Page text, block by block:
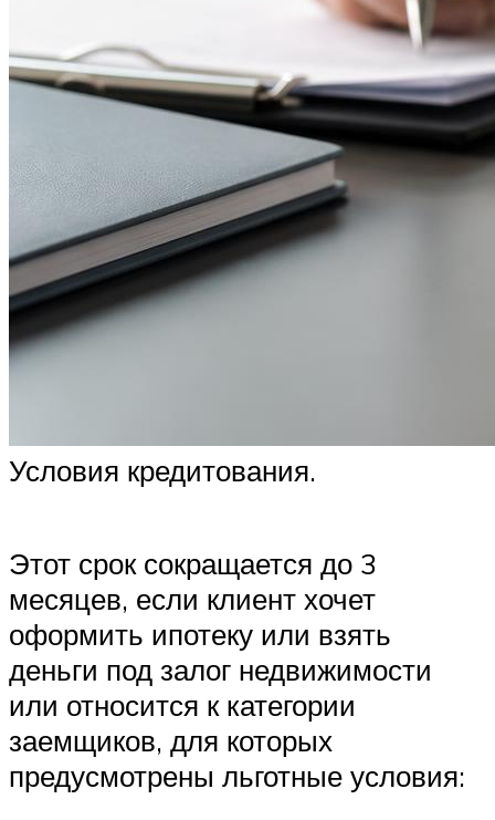
Условия кредитования.
Этот срок сокращается до 3
месяцев, если клиент хочет
оформить ипотеку или взять
деньги под залог недвижимости
или относится к категории
заемщиков, для которых
предусмотрены льготные условия: